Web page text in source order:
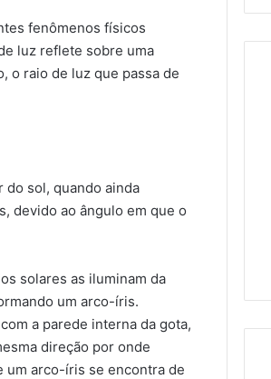
fenômenos físicos
luz reflete sobre uma
o raio de luz que passa de
do sol, quando ainda
devido ao ângulo em que o
solares as iluminam da
um arco-íris.
a parede interna da gota,
direção por onde
um arco-íris se encontra de